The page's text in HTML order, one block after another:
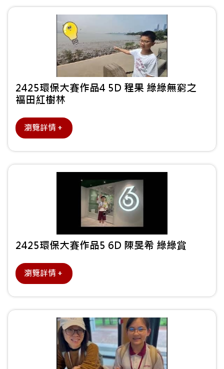
2425環保大賽作品4 5D 程果 綠綠無窮之
福田紅樹林
瀏覽詳情＋
2425環保大賽作品5 6D 陳旻希 綠綠賞
瀏覽詳情＋